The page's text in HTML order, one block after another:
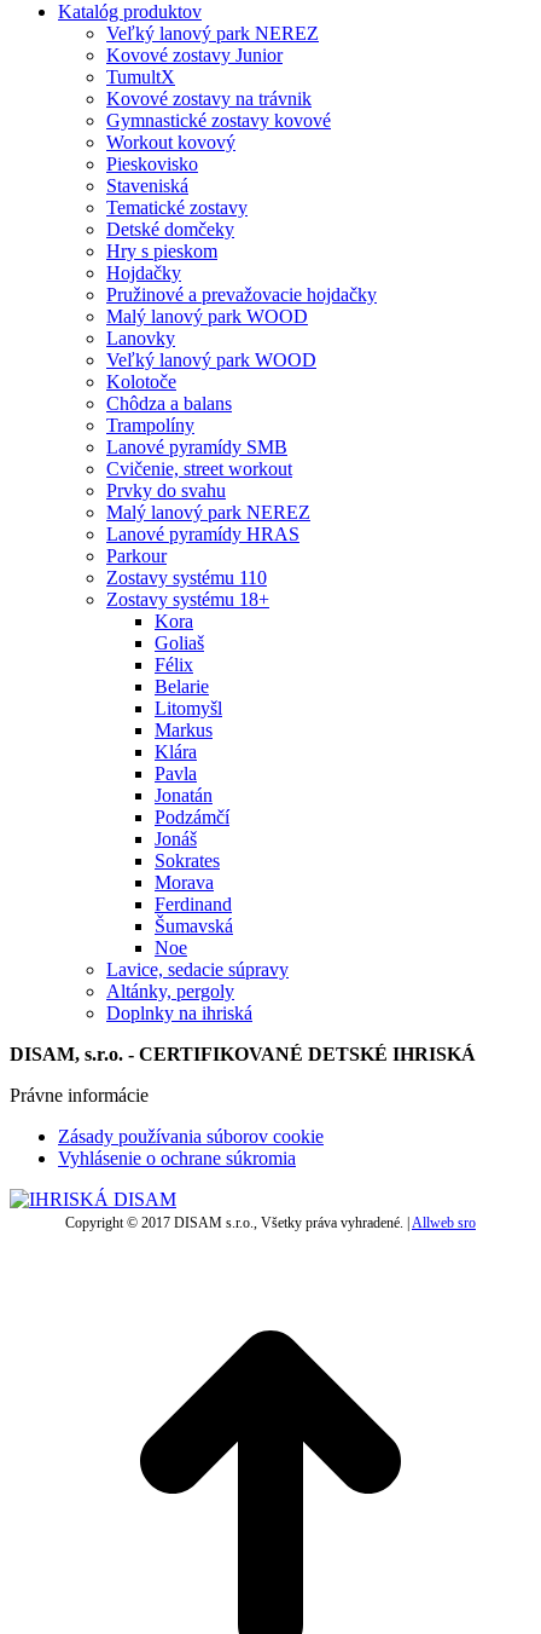
Katalóg produktov
Veľký lanový park NEREZ
Kovové zostavy Junior
TumultX
Kovové zostavy na trávnik
Gymnastické zostavy kovové
Workout kovový
Pieskovisko
Staveniská
Tematické zostavy
Detské domčeky
Hry s pieskom
Hojdačky
Pružinové a prevažovacie hojdačky
Malý lanový park WOOD
Lanovky
Veľký lanový park WOOD
Kolotoče
Chôdza a balans
Trampolíny
Lanové pyramídy SMB
Cvičenie, street workout
Prvky do svahu
Malý lanový park NEREZ
Lanové pyramídy HRAS
Parkour
Zostavy systému 110
Zostavy systému 18+
Kora
Goliaš
Félix
Belarie
Litomyšl
Markus
Klára
Pavla
Jonatán
Podzámčí
Jonáš
Sokrates
Morava
Ferdinand
Šumavská
Noe
Lavice, sedacie súpravy
Altánky, pergoly
Doplnky na ihriská
DISAM, s.r.o. - CERTIFIKOVANÉ DETSKÉ IHRISKÁ
Právne informácie
Zásady používania súborov cookie
Vyhlásenie o ochrane súkromia
Copyright © 2017 DISAM s.r.o., Všetky práva vyhradené. | Allweb sro